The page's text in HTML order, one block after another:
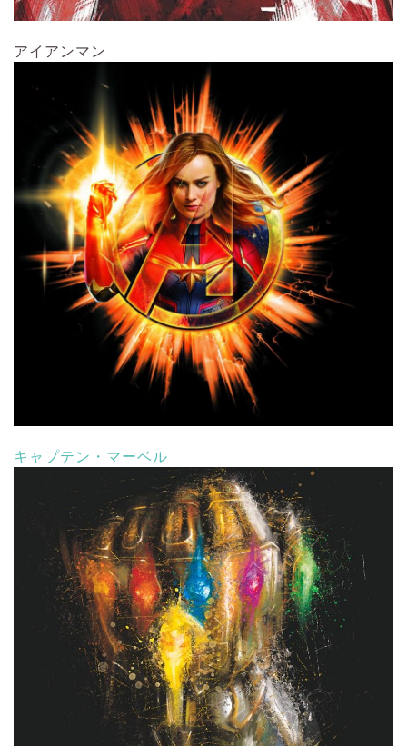
アイアンマン
キャプテン・マーベル